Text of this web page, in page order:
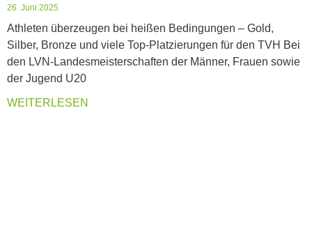
26. Juni 2025
Athleten überzeugen bei heißen Bedingungen – Gold,
Silber, Bronze und viele Top-Platzierungen für den TVH Bei
den LVN-Landesmeisterschaften der Männer, Frauen sowie
der Jugend U20
WEITERLESEN